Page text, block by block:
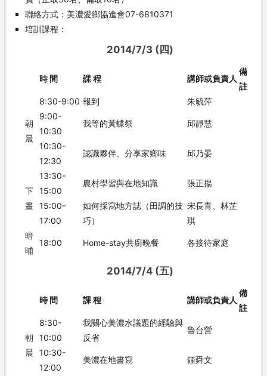
聯絡方式：美濃愛鄉協進會07-6810371
培訓課程：
2014/7/3 (四)
時 間 課 程 講師或負責人
備
註
朝
晨
8:30-9:00 報到
朱毓萍
9:00-
10:30
我等的黃蝶祭 邱靜慧
10:30-
12:30
認識夥伴、分享家鄉味 邱乃晏
下
晝
13:30-
15:00
農村學習與在地知識 張正揚
15:00-
17:00
如何採寫地方誌（田調的技
巧）
宋長青、林芷
琪
暗
晡
18:00 Home-stay共廚晚餐 各接待家庭
2014/7/4 (五)
時 間 課 程 講師或負責人
備
註
朝
晨
8:30-
10:00
我關心美濃水議題的經驗與
反省
魯台營
10:30-
12:00
美濃在地書寫 鍾舜文